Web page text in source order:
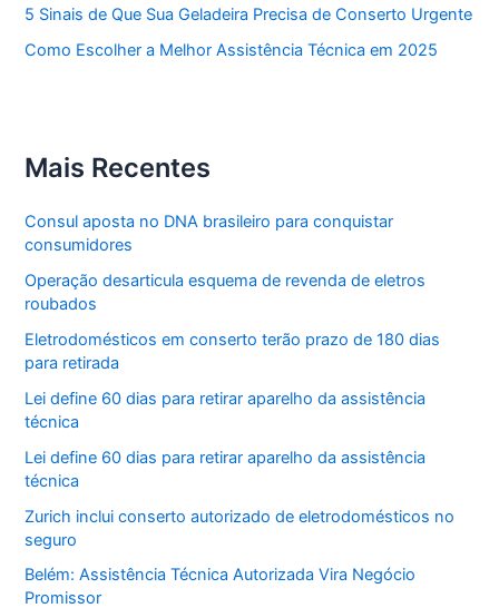
5 Sinais de Que Sua Geladeira Precisa de Conserto Urgente
Como Escolher a Melhor Assistência Técnica em 2025
Mais Recentes
Consul aposta no DNA brasileiro para conquistar
consumidores
Operação desarticula esquema de revenda de eletros
roubados
Eletrodomésticos em conserto terão prazo de 180 dias
para retirada
Lei define 60 dias para retirar aparelho da assistência
técnica
Lei define 60 dias para retirar aparelho da assistência
técnica
Zurich inclui conserto autorizado de eletrodomésticos no
seguro
Belém: Assistência Técnica Autorizada Vira Negócio
Promissor